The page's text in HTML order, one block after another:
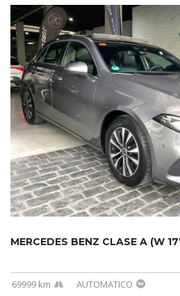
69999 km AUTOMATICO